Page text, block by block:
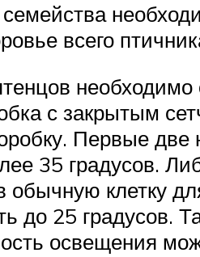
всего
с закрытым
Первые
35 градусов.
клетку
до 25 градусов.
освещения